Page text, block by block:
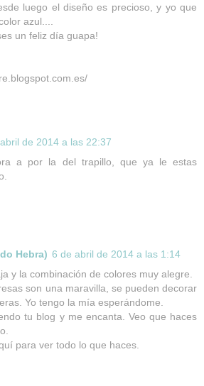
luego el diseño es precioso, y yo que
azul....
un feliz día guapa!
de 2014 a las 22:37
a por la del trapillo, que ya le estas
Hebra) 6 de abril de 2014 a las 1:14
y la combinación de colores muy alegre.
son una maravilla, se pueden decorar
Yo tengo la mía esperándome.
tu blog y me encanta. Veo que haces
para ver todo lo que haces.